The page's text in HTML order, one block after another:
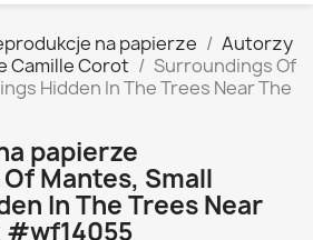
na papierze
Autorzy
Camille Corot
Surroundings Of
Hidden In The Trees Near The
papierze
Mantes, Small
In The Trees Near
#wf14055